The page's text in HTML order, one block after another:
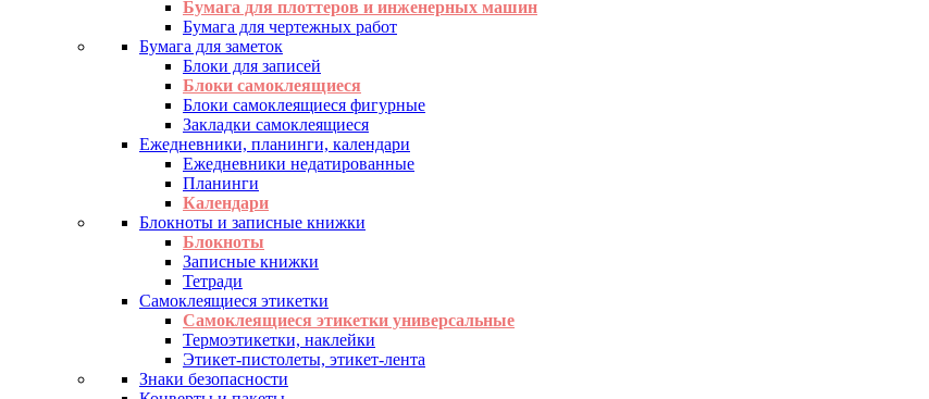
Бумага для плоттеров и инженерных машин
Бумага для чертежных работ
Бумага для заметок
Блоки для записей
Блоки самоклеящиеся
Блоки самоклеящиеся фигурные
Закладки самоклеящиеся
Ежедневники, планинги, календари
Ежедневники недатированные
Планинги
Календари
Блокноты и записные книжки
Блокноты
Записные книжки
Тетради
Самоклеящиеся этикетки
Самоклеящиеся этикетки универсальные
Термоэтикетки, наклейки
Этикет-пистолеты, этикет-лента
Знаки безопасности